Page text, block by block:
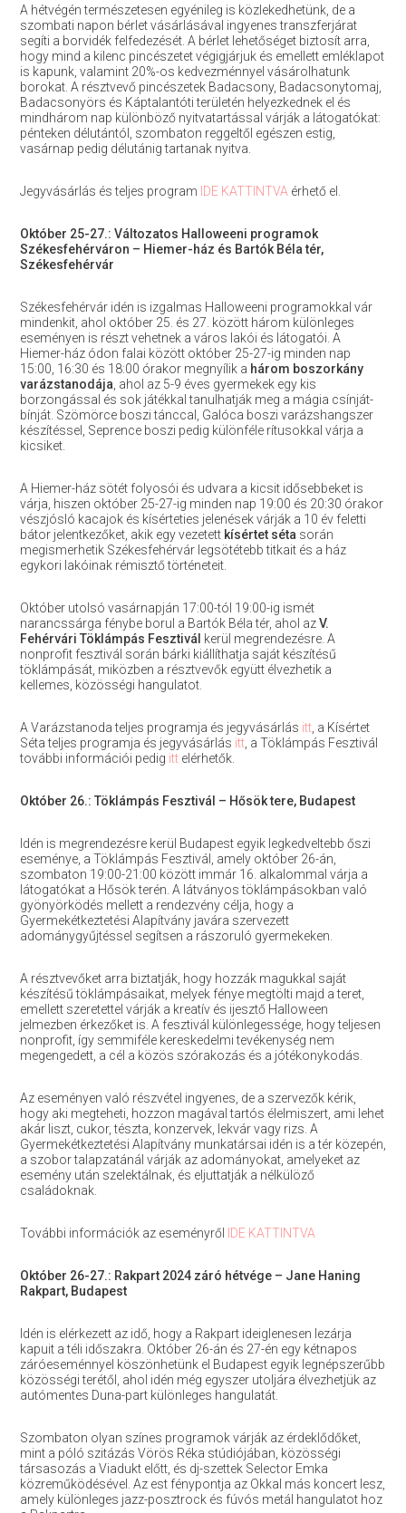
A hétvégén természetesen egyénileg is közlekedhetünk, de a
szombati napon bérlet vásárlásával ingyenes transzferjárat
segíti a borvidék felfedezését. A bérlet lehetőséget biztosít arra,
hogy mind a kilenc pincészetet végigjárjuk és emellett emléklapot
is kapunk, valamint 20%-os kedvezménnyel vásárolhatunk
borokat. A résztvevő pincészetek Badacsony, Badacsonytomaj,
Badacsonyörs és Káptalantóti területén helyezkednek el és
mindhárom nap különböző nyitvatartással várják a látogatókat:
pénteken délutántól, szombaton reggeltől egészen estig,
vasárnap pedig délutánig tartanak nyitva.
Jegyvásárlás és teljes program IDE KATTINTVA érhető el.
Október 25-27.: Változatos Halloweeni programok
Székesfehérváron – Hiemer-ház és Bartók Béla tér,
Székesfehérvár
Székesfehérvár idén is izgalmas Halloweeni programokkal vár
mindenkit, ahol október 25. és 27. között három különleges
eseményen is részt vehetnek a város lakói és látogatói. A
Hiemer-ház ódon falai között október 25-27-ig minden nap
15:00, 16:30 és 18:00 órakor megnyílik a három boszorkány
varázstanodája , ahol az 5-9 éves gyermekek egy kis
borzongással és sok játékkal tanulhatják meg a mágia csínját-
bínját. Szömörce boszi tánccal, Galóca boszi varázshangszer
készítéssel, Seprence boszi pedig különféle rítusokkal várja a
kicsiket.
A Hiemer-ház sötét folyosói és udvara a kicsit idősebbeket is
várja, hiszen október 25-27-ig minden nap 19:00 és 20:30 órakor
vészjósló kacajok és kísérteties jelenések várják a 10 év feletti
bátor jelentkezőket, akik egy vezetett kísértet séta során
megismerhetik Székesfehérvár legsötétebb titkait és a ház
egykori lakóinak rémisztő történeteit.
Október utolsó vasárnapján 17:00-tól 19:00-ig ismét
narancssárga fénybe borul a Bartók Béla tér, ahol azV.
Fehérvári Töklámpás Fesztivál kerül megrendezésre. A
nonprofit fesztivál során bárki kiállíthatja saját készítésű
töklámpását, miközben a résztvevők együtt élvezhetik a
kellemes, közösségi hangulatot.
A Varázstanoda teljes programja és jegyvásárlás itt, a Kísértet
Séta teljes programja és jegyvásárlás itt, a Töklámpás Fesztivál
további információi pedig ittelérhetők.
Október 26.: Töklámpás Fesztivál – Hősök tere, Budapest
Idén is megrendezésre kerül Budapest egyik legkedveltebb őszi
eseménye, a Töklámpás Fesztivál, amely október 26-án,
szombaton 19:00-21:00 között immár 16. alkalommal várja a
látogatókat a Hősök terén. A látványos töklámpásokban való
gyönyörködés mellett a rendezvény célja, hogy a
Gyermekétkeztetési Alapítvány javára szervezett
adománygyűjtéssel segítsen a rászoruló gyermekeken.
A résztvevőket arra biztatják, hogy hozzák magukkal saját
készítésű töklámpásaikat, melyek fénye megtölti majd a teret,
emellett szeretettel várják a kreatív és ijesztő Halloween
jelmezben érkezőket is. A fesztivál különlegessége, hogy teljesen
nonprofit, így semmiféle kereskedelmi tevékenység nem
megengedett, a cél a közös szórakozás és a jótékonykodás.
Az eseményen való részvétel ingyenes, de a szervezők kérik,
hogy aki megteheti, hozzon magával tartós élelmiszert, ami lehet
akár liszt, cukor, tészta, konzervek, lekvár vagy rizs. A
Gyermekétkeztetési Alapítvány munkatársai idén is a tér közepén,
a szobor talapzatánál várják az adományokat, amelyeket az
esemény után szelektálnak, és eljuttatják a nélkülöző
családoknak.
További információk az eseményről IDE KATTINTVA
Október 26-27.: Rakpart 2024 záró hétvége – Jane Haning
Rakpart, Budapest
Idén is elérkezett az idő, hogy a Rakpart ideiglenesen lezárja
kapuit a téli időszakra. Október 26-án és 27-én egy kétnapos
záróeseménnyel köszönhetünk el Budapest egyik legnépszerűbb
közösségi terétől, ahol idén még egyszer utoljára élvezhetjük az
autómentes Duna-part különleges hangulatát.
Szombaton olyan színes programok várják az érdeklődőket,
mint a póló szitázás Vörös Réka stúdiójában, közösségi
társasozás a Viadukt előtt, és dj-szettek Selector Emka
közreműködésével. Az est fénypontja az Okkal más koncert lesz,
amely különleges jazz-posztrock és fúvós metál hangulatot hoz